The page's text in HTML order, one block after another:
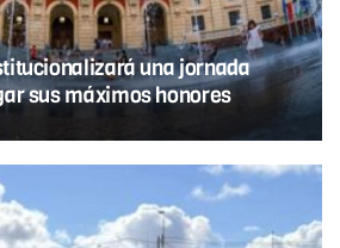
una jornada
sus máximos honores